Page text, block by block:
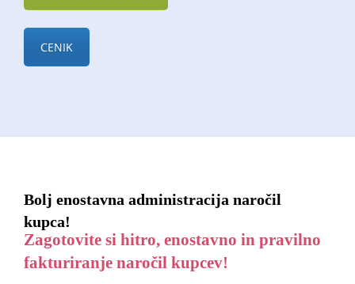
CENIK
Bolj enostavna administracija naročil
kupca!
Zagotovite si hitro, enostavno in pravilno
fakturiranje naročil kupcev!